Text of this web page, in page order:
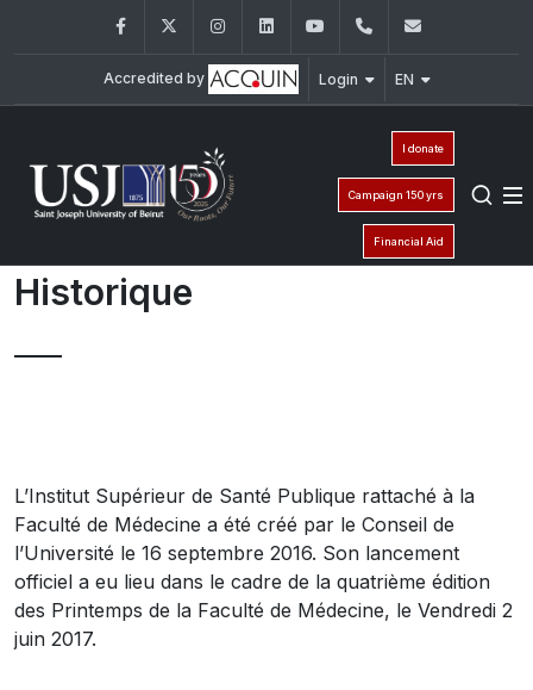
FacebookTwitter InstagramLinkedInYouTube+961 (1) 421 000
Accredited by Login EN
I donate
Campaign 150 yrs
Financial Aid
Historique
L’Institut Supérieur de Santé Publique rattaché à la
Faculté de Médecine a été créé par le Conseil de
l’Université le 16 septembre 2016. Son lancement
officiel a eu lieu dans le cadre de la quatrième édition
des Printemps de la Faculté de Médecine, le Vendredi 2
juin 2017.